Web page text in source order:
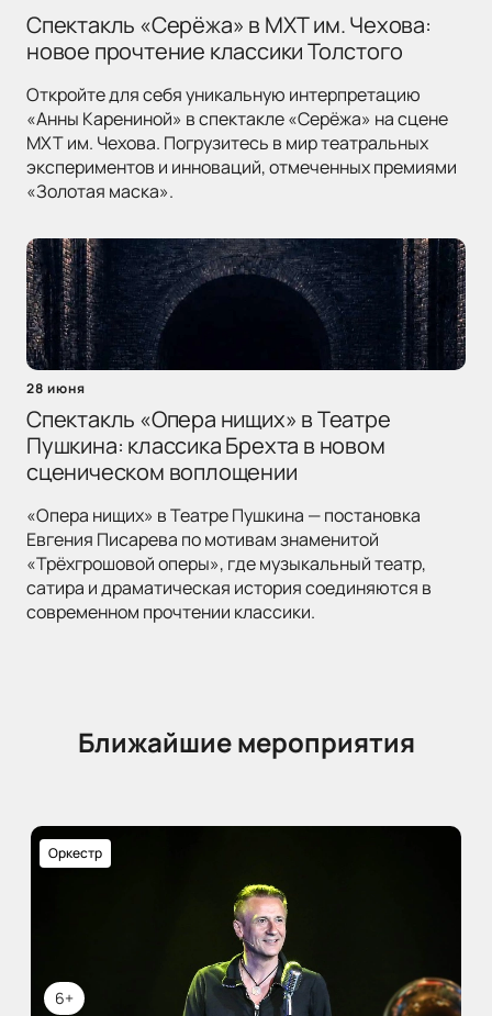
Спектакль «Серёжа» в МХТ им. Чехова:
новое прочтение классики Толстого
Откройте для себя уникальную интерпретацию
«Анны Карениной» в спектакле «Серёжа» на сцене
МХТ им. Чехова. Погрузитесь в мир театральных
экспериментов и инноваций, отмеченных премиями
«Золотая маска».
28 июня
Спектакль «Опера нищих» в Театре
Пушкина: классика Брехта в новом
сценическом воплощении
«Опера нищих» в Театре Пушкина — постановка
Евгения Писарева по мотивам знаменитой
«Трёхгрошовой оперы», где музыкальный театр,
сатира и драматическая история соединяются в
современном прочтении классики.
Ближайшие мероприятия
6+
Оркестр